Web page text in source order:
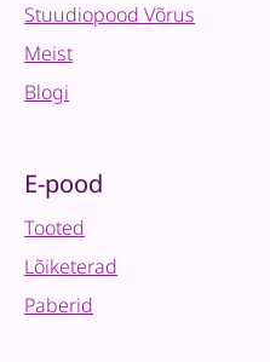
Stuudiopood Võrus
Meist
Blogi
E-pood
Tooted
Lõiketerad
Paberid